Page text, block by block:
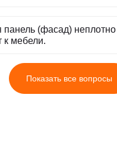
панель (фасад) неплотно
к мебели.
Показать все вопросы